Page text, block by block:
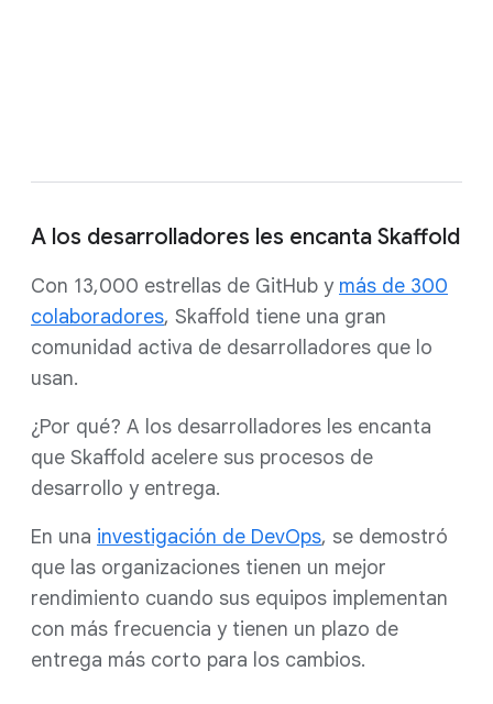
A los desarrolladores les encanta Skaffold
Con 13,000 estrellas de GitHub y más de 300
colaboradores, Skaffold tiene una gran
comunidad activa de desarrolladores que lo
usan.
¿Por qué? A los desarrolladores les encanta
que Skaffold acelere sus procesos de
desarrollo y entrega.
En una investigación de DevOps, se demostró
que las organizaciones tienen un mejor
rendimiento cuando sus equipos implementan
con más frecuencia y tienen un plazo de
entrega más corto para los cambios.